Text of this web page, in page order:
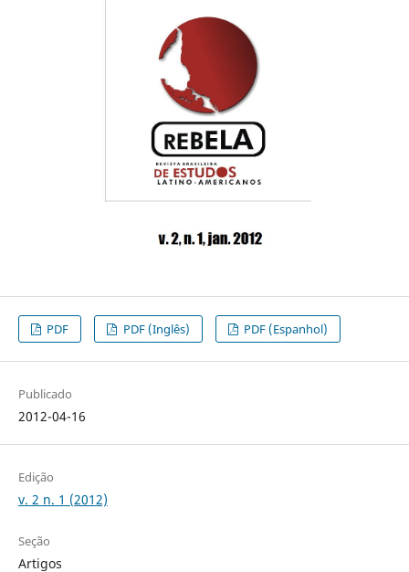
PDF PDF (Inglês) PDF (Espanhol)
Publicado
2012-04-16
Edição
v. 2 n. 1 (2012)
Seção
Artigos